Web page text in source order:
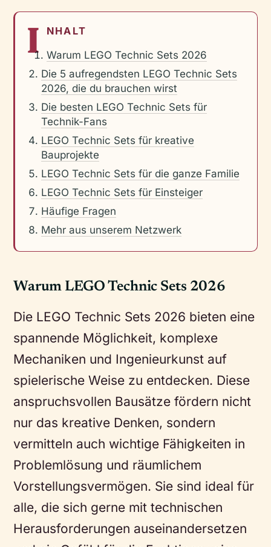
I
NHALT
Warum LEGO Technic Sets 2026
Die 5 aufregendsten LEGO Technic Sets
2026, die du brauchen wirst
Die besten LEGO Technic Sets für
Technik-Fans
LEGO Technic Sets für kreative
Bauprojekte
LEGO Technic Sets für die ganze Familie
LEGO Technic Sets für Einsteiger
Häufige Fragen
Mehr aus unserem Netzwerk
Warum LEGO Technic Sets 2026
Die LEGO Technic Sets 2026 bieten eine
spannende Möglichkeit, komplexe
Mechaniken und Ingenieurkunst auf
spielerische Weise zu entdecken. Diese
anspruchsvollen Bausätze fördern nicht
nur das kreative Denken, sondern
vermitteln auch wichtige Fähigkeiten in
Problemlösung und räumlichem
Vorstellungsvermögen. Sie sind ideal für
alle, die sich gerne mit technischen
Herausforderungen auseinandersetzen